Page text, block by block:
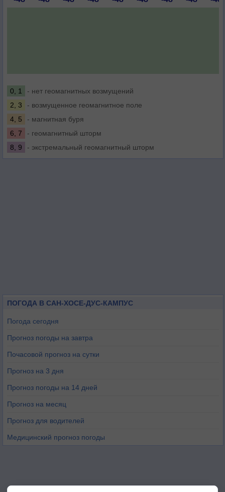
0, 1
- нет геомагнитных возмущений
2, 3
- возмущенное геомагнитное поле
4, 5
- магнитная буря
6, 7
- геомагнитный шторм
8, 9
- экстремальный геомагнитный шторм
ПОГОДА В САН-ХОСЕ-ДУС-КАМПУС
Погода сегодня
Прогноз погоды на завтра
Почасовой прогноз на сутки
Прогноз на 3 дня
Прогноз погоды на 14 дней
Прогноз на месяц
Прогноз для водителей
Медицинский прогноз погоды